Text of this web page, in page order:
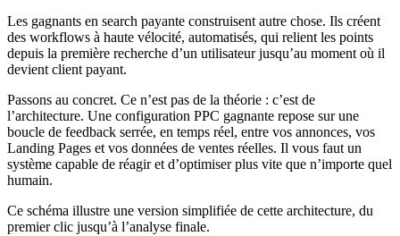
Les gagnants en search payante construisent autre chose. Ils créent
des workflows à haute vélocité, automatisés, qui relient les points
depuis la première recherche d’un utilisateur jusqu’au moment où il
devient client payant.
Passons au concret. Ce n’est pas de la théorie : c’est de
l’architecture. Une configuration PPC gagnante repose sur une
boucle de feedback serrée, en temps réel, entre vos annonces, vos
Landing Pages et vos données de ventes réelles. Il vous faut un
système capable de réagir et d’optimiser plus vite que n’importe quel
humain.
Ce schéma illustre une version simplifiée de cette architecture, du
premier clic jusqu’à l’analyse finale.